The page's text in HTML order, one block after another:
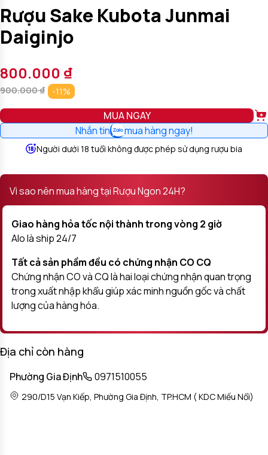
Rượu Sake Kubota Junmai
Daiginjo
800.000 ₫
900.000₫ -11%
MUA NGAY
Nhắn tin mua hàng ngay!
Người dưới 18 tuổi không được phép sử dụng rượu bia
Vì sao nên mua hàng tại Rượu Ngon 24H?
Giao hàng hỏa tốc nội thành trong vòng 2 giờ
Alo là ship 24/7
Tất cả sản phầm đều có chứng nhận CO CQ
Chứng nhận CO và CQ là hai loại chứng nhận quan trọng
trong xuất nhập khẩu giúp xác minh nguồn gốc và chất
lượng của hàng hóa.
Địa chỉ còn hàng
Phường Gia Định 0971510055
290/D15 Vạn Kiếp, Phường Gia Định, TP.HCM ( KDC Miếu Nổi)